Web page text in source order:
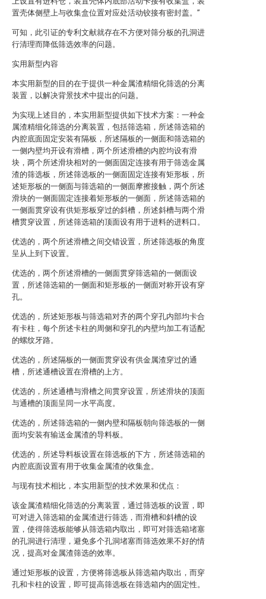
置壳体侧壁上与收集盒位置对应处活动铰接有密封盖。”
可知，此引证的专利文献就存在不方便对筛分板的孔洞进
行清理而降低筛选效率的问题。
实用新型内容
本实用新型的目的在于提供一种金属渣精细化筛选的分离
装置，以解决背景技术中提出的问题。
为实现上述目的，本实用新型提供如下技术方案：一种金
属渣精细化筛选的分离装置，包括筛选箱，所述筛选箱的
内腔底面固定安装有隔板，所述隔板的一侧面和筛选箱的
一侧内壁均开设有滑槽，两个所述滑槽的内腔均设有滑
块，两个所述滑块相对的一侧面固定连接有用于筛选金属
渣的筛选板，所述筛选板的一侧面固定连接有矩形板，所
述矩形板的一侧面与筛选箱的一侧面摩擦接触，两个所述
滑块的一侧面固定连接着矩形板的一侧面，所述筛选箱的
一侧面贯穿设有供矩形板穿过的斜槽，所述斜槽与两个滑
槽贯穿设置，所述筛选箱的顶面设有用于进料的进料口。
优选的，两个所述滑槽之间交错设置，所述筛选板的角度
呈从上到下设置。
优选的，两个所述滑槽的一侧面贯穿筛选箱的一侧面设
置，所述筛选箱的一侧面和矩形板的一侧面对称开设有穿
孔。
优选的，所述矩形板与筛选箱对齐的两个穿孔内部均卡合
有卡柱，每个所述卡柱的周侧和穿孔的内壁均加工有适配
的螺纹牙路。
优选的，所述隔板的一侧面贯穿设有供金属渣穿过的通
槽，所述通槽设置在滑槽的上方。
优选的，所述通槽与滑槽之间贯穿设置，所述滑块的顶面
与通槽的顶面呈同一水平高度。
优选的，所述筛选箱的一侧内壁和隔板朝向筛选板的一侧
面均安装有输送金属渣的导料板。
优选的，所述导料板设置在筛选板的下方，所述筛选箱的
内腔底面设置有用于收集金属渣的收集盒。
与现有技术相比，本实用新型的技术效果和优点：
该金属渣精细化筛选的分离装置，通过筛选板的设置，即
可对进入筛选箱的金属渣进行筛选，而滑槽和斜槽的设
置，使得筛选板能够从筛选箱内取出，即可对筛选箱堵塞
的孔洞进行清理，避免多个孔洞堵塞而筛选效果不好的情
况，提高对金属渣筛选的效率。
通过矩形板的设置，方便将筛选板从筛选箱内取出，而穿
孔和卡柱的设置，即可提高筛选板在筛选箱内的固定性。